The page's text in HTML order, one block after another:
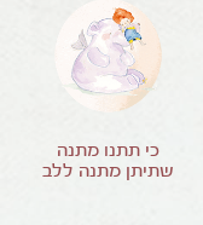
כי תתנו מתנה
שתיתן מתנה ללב